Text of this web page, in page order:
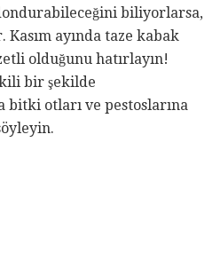
biliyorlarsa,
Kasım ayında taze kabak
olduğunu hatırlayın!
bir şekilde
otları ve pestoslarına